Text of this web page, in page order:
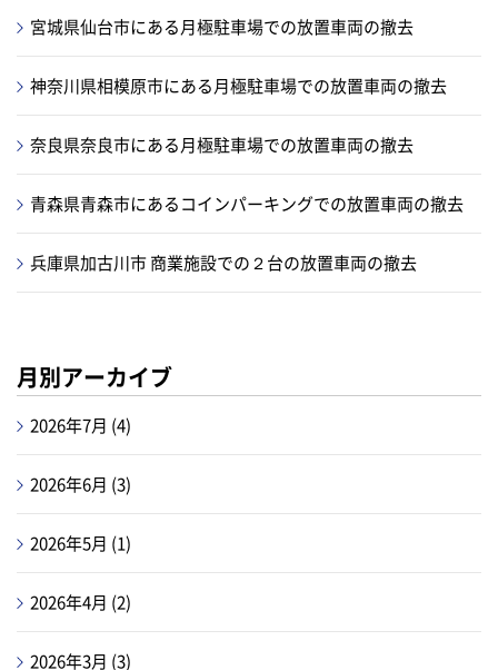
宮城県仙台市にある月極駐車場での放置車両の撤去
神奈川県相模原市にある月極駐車場での放置車両の撤去
奈良県奈良市にある月極駐車場での放置車両の撤去
青森県青森市にあるコインパーキングでの放置車両の撤去
兵庫県加古川市 商業施設での２台の放置車両の撤去
月別アーカイブ
2026年7月 (4)
2026年6月 (3)
2026年5月 (1)
2026年4月 (2)
2026年3月 (3)